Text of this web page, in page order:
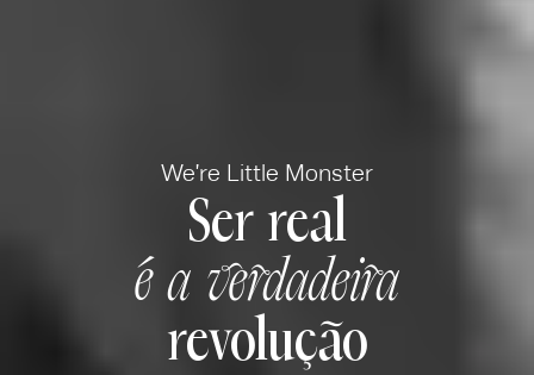
We’re Little Monster
Ser real
é a verdadeira
revolução